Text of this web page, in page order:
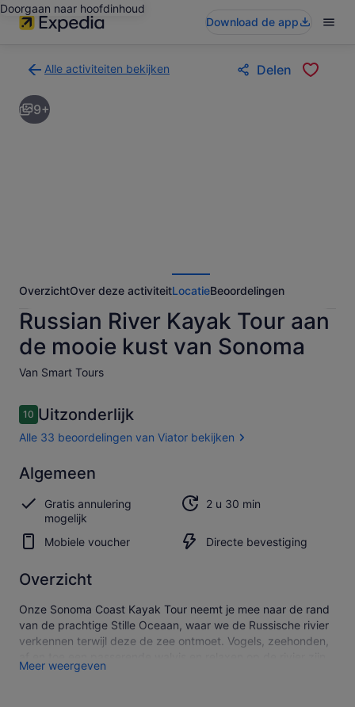
Doorgaan naar hoofdinhoud
Download de app
Alle activiteiten bekijken
naar
de
zoekresultatenpagina
Delen
9+
OverzichtOver deze activiteitLocatieBeoordelingen
Russian River Kayak Tour aan
de mooie kust van Sonoma
Van Smart Tours
Beoordelingen
1010 op 10 –
Uitzonderlijk
Alle 33 beoordelingen van Viator bekijken
10.0
10.0 van 10
Uitzonderlijk
Alle 33
beoordelingen
van Viator
bekijken
Algemeen
Gratis annulering
mogelijk
2 u 30 min
Mobiele voucher Directe bevestiging
Overzicht
Onze Sonoma Coast Kayak Tour neemt je mee naar de rand
van de prachtige Stille Oceaan, waar we de Russische rivier
verkennen terwijl deze de zee ontmoet. Vogels, zeehonden,
de hoogtepunten van deze geweldige dag op het water.
Meer weergeven